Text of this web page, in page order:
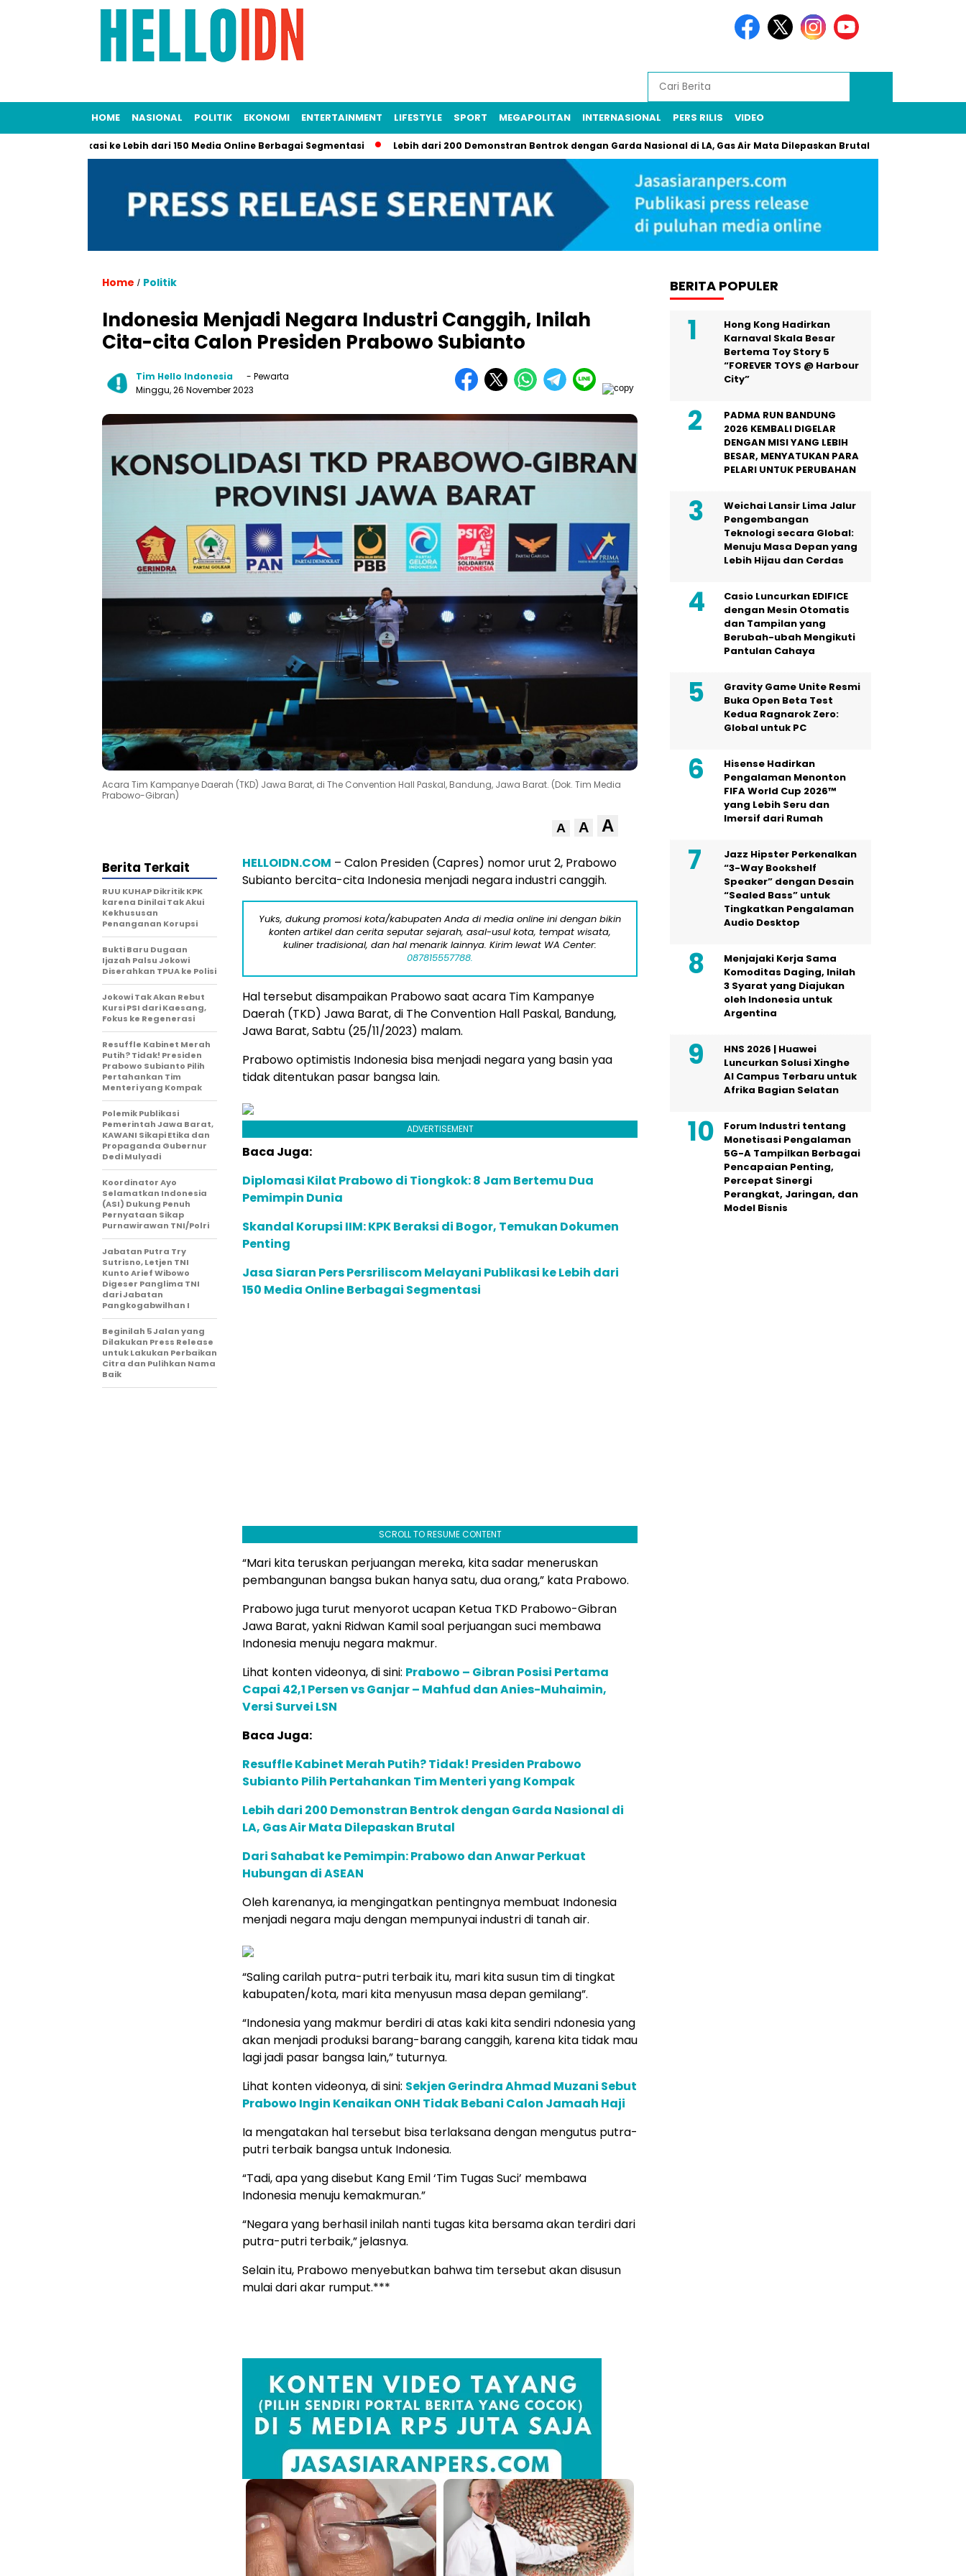
HOME NASIONAL POLITIK EKONOMI ENTERTAINMENT LIFESTYLE SPORT MEGAPOLITAN INTERNASIONAL PERS RILIS VIDEO
Publikasi ke Lebih dari 150 Media Online Berbagai Segmentasi Lebih dari 200 Demonstran Bentrok dengan Garda Nasional di LA, Gas Air Mata Dilepaskan Brutal Dari Sahabat ke
Home / Politik
Indonesia Menjadi Negara Industri Canggih, Inilah
Cita-cita Calon Presiden Prabowo Subianto
Tim Hello Indonesia
- Pewarta
Minggu, 26 November 2023
Acara Tim Kampanye Daerah (TKD) Jawa Barat, di The Convention Hall Paskal, Bandung, Jawa Barat. (Dok. Tim Media
Prabowo-Gibran)
A A A
HELLOIDN.COM – Calon Presiden (Capres) nomor urut 2, Prabowo
Subianto bercita-cita Indonesia menjadi negara industri canggih.
Yuks, dukung promosi kota/kabupaten Anda di media online ini dengan bikin
konten artikel dan cerita seputar sejarah, asal-usul kota, tempat wisata,
kuliner tradisional, dan hal menarik lainnya. Kirim lewat WA Center:
087815557788.
Hal tersebut disampaikan Prabowo saat acara Tim Kampanye
Daerah (TKD) Jawa Barat, di The Convention Hall Paskal, Bandung,
Jawa Barat, Sabtu (25/11/2023) malam.
Prabowo optimistis Indonesia bisa menjadi negara yang basin yaa
tidak ditentukan pasar bangsa lain.
ADVERTISEMENT
Baca Juga:
Diplomasi Kilat Prabowo di Tiongkok: 8 Jam Bertemu Dua
Pemimpin Dunia
Skandal Korupsi IIM: KPK Beraksi di Bogor, Temukan Dokumen
Penting
Jasa Siaran Pers Persriliscom Melayani Publikasi ke Lebih dari
150 Media Online Berbagai Segmentasi
SCROLL TO RESUME CONTENT
“Mari kita teruskan perjuangan mereka, kita sadar meneruskan
pembangunan bangsa bukan hanya satu, dua orang,” kata Prabowo.
Prabowo juga turut menyorot ucapan Ketua TKD Prabowo-Gibran
Jawa Barat, yakni Ridwan Kamil soal perjuangan suci membawa
Indonesia menuju negara makmur.
Lihat konten videonya, di sini: Prabowo – Gibran Posisi Pertama
Capai 42,1 Persen vs Ganjar – Mahfud dan Anies-Muhaimin,
Versi Survei LSN
Baca Juga:
Resuffle Kabinet Merah Putih? Tidak! Presiden Prabowo
Subianto Pilih Pertahankan Tim Menteri yang Kompak
Lebih dari 200 Demonstran Bentrok dengan Garda Nasional di
LA, Gas Air Mata Dilepaskan Brutal
Dari Sahabat ke Pemimpin: Prabowo dan Anwar Perkuat
Hubungan di ASEAN
Oleh karenanya, ia mengingatkan pentingnya membuat Indonesia
menjadi negara maju dengan mempunyai industri di tanah air.
“Saling carilah putra-putri terbaik itu, mari kita susun tim di tingkat
kabupaten/kota, mari kita menyusun masa depan gemilang”.
“Indonesia yang makmur berdiri di atas kaki kita sendiri ndonesia yang
akan menjadi produksi barang-barang canggih, karena kita tidak mau
lagi jadi pasar bangsa lain,” tuturnya.
Lihat konten videonya, di sini: Sekjen Gerindra Ahmad Muzani Sebut
Prabowo Ingin Kenaikan ONH Tidak Bebani Calon Jamaah Haji
Ia mengatakan hal tersebut bisa terlaksana dengan mengutus putra-
putri terbaik bangsa untuk Indonesia.
“Tadi, apa yang disebut Kang Emil ‘Tim Tugas Suci’ membawa
Indonesia menuju kemakmuran.”
“Negara yang berhasil inilah nanti tugas kita bersama akan terdiri dari
putra-putri terbaik,” jelasnya.
Selain itu, Prabowo menyebutkan bahwa tim tersebut akan disusun
mulai dari akar rumput.***
Berita Terkait
RUU KUHAP Dikritik KPK
karena Dinilai Tak Akui
Kekhususan
Penanganan Korupsi
Bukti Baru Dugaan
Ijazah Palsu Jokowi
Diserahkan TPUA ke Polisi
Jokowi Tak Akan Rebut
Kursi PSI dari Kaesang,
Fokus ke Regenerasi
Resuffle Kabinet Merah
Putih? Tidak! Presiden
Prabowo Subianto Pilih
Pertahankan Tim
Menteri yang Kompak
Polemik Publikasi
Pemerintah Jawa Barat,
KAWANI Sikapi Etika dan
Propaganda Gubernur
Dedi Mulyadi
Koordinator Ayo
Selamatkan Indonesia
(ASI) Dukung Penuh
Pernyataan Sikap
Purnawirawan TNI/Polri
Jabatan Putra Try
Sutrisno, Letjen TNI
Kunto Arief Wibowo
Digeser Panglima TNI
dari Jabatan
Pangkogabwilhan I
Beginilah 5 Jalan yang
Dilakukan Press Release
untuk Lakukan Perbaikan
Citra dan Pulihkan Nama
Baik
BERITA POPULER
Hong Kong Hadirkan
Karnaval Skala Besar
Bertema Toy Story 5
“FOREVER TOYS @ Harbour
City”
PADMA RUN BANDUNG
2026 KEMBALI DIGELAR
DENGAN MISI YANG LEBIH
BESAR, MENYATUKAN PARA
PELARI UNTUK PERUBAHAN
Weichai Lansir Lima Jalur
Pengembangan
Teknologi secara Global:
Menuju Masa Depan yang
Lebih Hijau dan Cerdas
Casio Luncurkan EDIFICE
dengan Mesin Otomatis
dan Tampilan yang
Berubah-ubah Mengikuti
Pantulan Cahaya
Gravity Game Unite Resmi
Buka Open Beta Test
Kedua Ragnarok Zero:
Global untuk PC
Hisense Hadirkan
Pengalaman Menonton
FIFA World Cup 2026™
yang Lebih Seru dan
Imersif dari Rumah
Jazz Hipster Perkenalkan
“3-Way Bookshelf
Speaker” dengan Desain
“Sealed Bass” untuk
Tingkatkan Pengalaman
Audio Desktop
Menjajaki Kerja Sama
Komoditas Daging, Inilah
3 Syarat yang Diajukan
oleh Indonesia untuk
Argentina
HNS 2026 | Huawei
Luncurkan Solusi Xinghe
AI Campus Terbaru untuk
Afrika Bagian Selatan
Forum Industri tentang
Monetisasi Pengalaman
5G-A Tampilkan Berbagai
Pencapaian Penting,
Percepat Sinergi
Perangkat, Jaringan, dan
Model Bisnis